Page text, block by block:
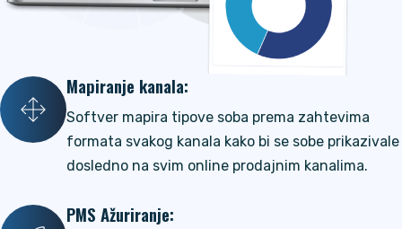
Mapiranje kanala:
Softver mapira tipove soba prema zahtevima
formata svakog kanala kako bi se sobe prikazivale
dosledno na svim online prodajnim kanalima.
PMS Ažuriranje: